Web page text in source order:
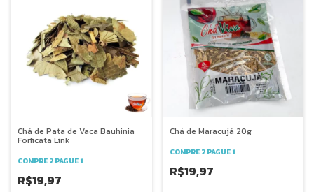
Chá de Pata de Vaca Bauhinia
Forficata Link
COMPRE 2 PAGUE 1
R$19,97
Chá de Maracujá 20g
COMPRE 2 PAGUE 1
R$19,97